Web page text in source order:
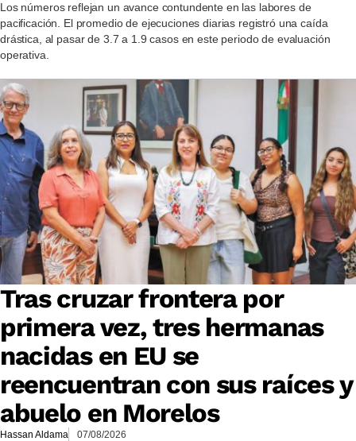
Los números reflejan un avance contundente en las labores de
pacificación. El promedio de ejecuciones diarias registró una caída
drástica, al pasar de 3.7 a 1.9 casos en este periodo de evaluación
operativa.
Tras cruzar frontera por
primera vez, tres hermanas
nacidas en EU se
reencuentran con sus raíces y
abuelo en Morelos
Hassan Aldama 07/08/2026